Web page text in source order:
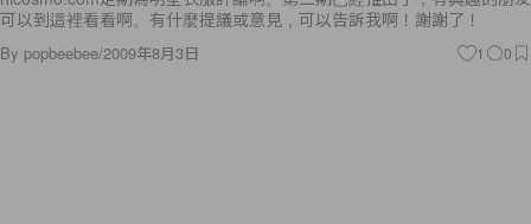
可以到這裡看看啊。有什麼提議或意見，可以告訴我啊！謝謝了！
By popbeebee/2009年8月3日 1 0